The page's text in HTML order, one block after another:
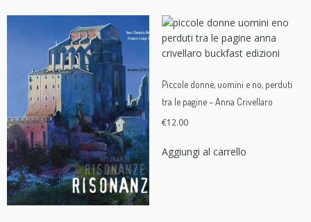
Piccole donne, uomini e no, perduti
tra le pagine – Anna Crivellaro
€12.00
Aggiungi al carrello